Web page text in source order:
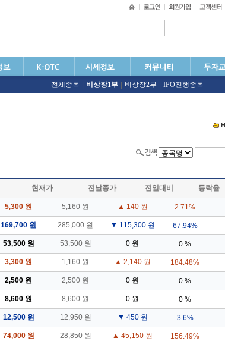
전체종목 비상장1부 비상장2부 IPO진행종목
현재가 전날종가 전일대비 등락율
5,300 원 5,160 원 ▲ 140 원 2.71%
169,700 원 285,000 원 ▼ 115,300 원 67.94%
53,500 원 53,500 원 0 원 0 %
3,300 원 1,160 원 ▲ 2,140 원 184.48%
2,500 원 2,500 원 0 원 0 %
8,600 원 8,600 원 0 원 0 %
12,500 원 12,950 원 ▼ 450 원 3.6%
74,000 원 28,850 원 ▲ 45,150 원 156.49%